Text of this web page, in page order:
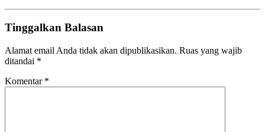
Tinggalkan Balasan
Alamat email Anda tidak akan dipublikasikan. Ruas yang wajib
ditandai *
Komentar *